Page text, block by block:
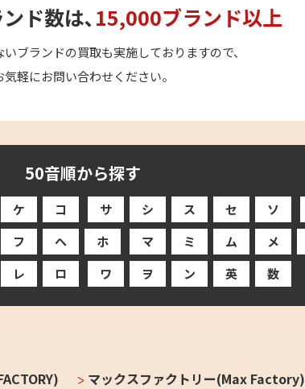
ド数は､15,000ブランド以上
ブランドの買取も実施しておりますので、
気軽にお問い合わせください。
50音順から探す
ケ コ サ シ ス セ ソ
フ ヘ ホ マ ミ ム メ
レ ロ ワ ヲ ン 英 数
マックスファクトリー(Max Factory)